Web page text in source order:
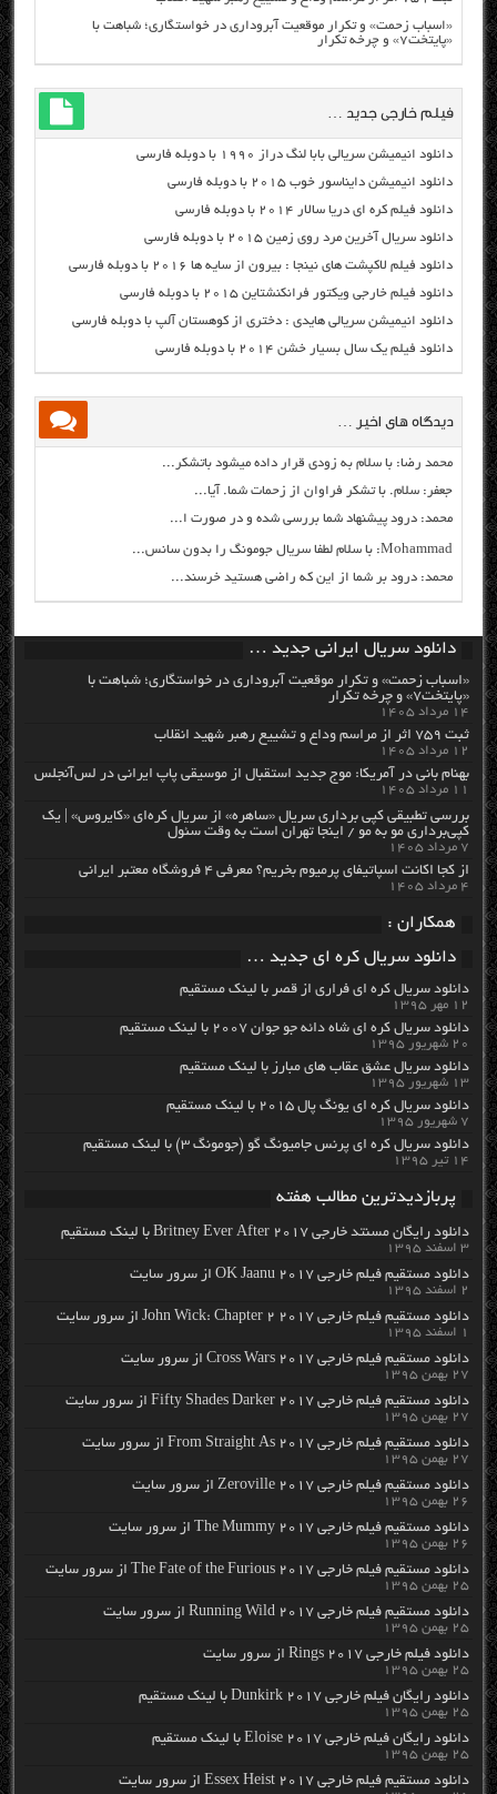
«اسباب زحمت» و تکرار موقعیت آبروداری در خواستگاری؛ شباهت با
«پایتخت۷» و چرخه تکرار
فیلم خارجی جدید …
دانلود انیمیشن سریالی بابا لنگ دراز ۱۹۹۰ با دوبله فارسی
دانلود انیمیشن دایناسور خوب ۲۰۱۵ با دوبله فارسی
دانلود فیلم کره ای دریا سالار ۲۰۱۴ با دوبله فارسی
دانلود سریال آخرین مرد روی زمین ۲۰۱۵ با دوبله فارسی
دانلود فیلم لاکپشت های نینجا : بیرون از سایه ها ۲۰۱۶ با دوبله فارسی
دانلود فیلم خارجی ویکتور فرانکنشتاین ۲۰۱۵ با دوبله فارسی
دانلود انیمیشن سریالی هایدی : دختری از کوهستان آلپ با دوبله فارسی
دانلود فیلم یک سال بسیار خشن ۲۰۱۴ با دوبله فارسی
دیدگاه های اخیر …
محمد رضا: با سلام به زودی قرار داده میشود باتشکر...
جعفر: سلام. با تشکر فراوان از زحمات شما. آیا...
محمد: درود پیشنهاد شما بررسی شده و در صورت ا...
Mohammad: با سلام لطفا سریال جومونگ را بدون سانس...
محمد: درود بر شما از این که راضی هستید خرسند...
دانلود سریال ایرانی جدید …
«اسباب زحمت» و تکرار موقعیت آبروداری در خواستگاری؛ شباهت با
«پایتخت۷» و چرخه تکرار
۱۴ مرداد ۱۴۰۵
ثبت ۷۵۹ اثر از مراسم وداع و تشییع رهبر شهید انقلاب
۱۲ مرداد ۱۴۰۵
بهنام بانی در آمریکا: موج جدید استقبال از موسیقی پاپ ایرانی در لس‌آنجلس
۱۱ مرداد ۱۴۰۵
بررسی تطبیقی کپی برداری سریال «ساهره» از سریال کره‌ای «کایروس» | یک
کپی‌برداری مو به مو / اینجا تهران است به وقت سئول
۷ مرداد ۱۴۰۵
از کجا اکانت اسپاتیفای پرمیوم بخریم؟ معرفی ۴ فروشگاه معتبر ایرانی
۴ مرداد ۱۴۰۵
همکاران :
دانلود سریال کره ای جدید …
دانلود سریال کره ای فراری از قصر با لینک مستقیم
۱۲ مهر ۱۳۹۵
دانلود سریال کره ای شاه دائه جو جوان ۲۰۰۷ با لینک مستقیم
۲۰ شهریور ۱۳۹۵
دانلود سریال عشق عقاب های مبارز با لینک مستقیم
۱۳ شهریور ۱۳۹۵
دانلود سریال کره ای یونگ پال ۲۰۱۵ با لینک مستقیم
۷ شهریور ۱۳۹۵
دانلود سریال کره ای پرنس جامیونگ گو (جومونگ ۳) با لینک مستقیم
۱۴ تیر ۱۳۹۵
پربازدیدترین مطالب هفته
دانلود رایگان مسنتد خارجی Britney Ever After 2017 با لینک مستقیم
۳ اسفند ۱۳۹۵
دانلود مستقیم فیلم خارجی OK Jaanu 2017 از سرور سایت
۲ اسفند ۱۳۹۵
دانلود مستقیم فیلم خارجی John Wick: Chapter 2 2017 از سرور سایت
۱ اسفند ۱۳۹۵
دانلود مستقیم فیلم خارجی Cross Wars 2017 از سرور سایت
۲۷ بهمن ۱۳۹۵
دانلود مستقیم فیلم خارجی Fifty Shades Darker 2017 از سرور سایت
۲۷ بهمن ۱۳۹۵
دانلود مستقیم فیلم خارجی From Straight As 2017 از سرور سایت
۲۷ بهمن ۱۳۹۵
دانلود مستقیم فیلم خارجی Zeroville 2017 از سرور سایت
۲۶ بهمن ۱۳۹۵
دانلود مستقیم فیلم خارجی The Mummy 2017 از سرور سایت
۲۶ بهمن ۱۳۹۵
دانلود مستقیم فیلم خارجی The Fate of the Furious 2017 از سرور سایت
۲۵ بهمن ۱۳۹۵
دانلود مستقیم فیلم خارجی Running Wild 2017 از سرور سایت
۲۵ بهمن ۱۳۹۵
دانلود فیلم خارجی Rings 2017 از سرور سایت
۲۵ بهمن ۱۳۹۵
دانلود رایگان فیلم خارجی Dunkirk 2017 با لینک مستقیم
۲۵ بهمن ۱۳۹۵
دانلود رایگان فیلم خارجی Eloise 2017 با لینک مستقیم
۲۵ بهمن ۱۳۹۵
دانلود مستقیم فیلم خارجی Essex Heist 2017 از سرور سایت